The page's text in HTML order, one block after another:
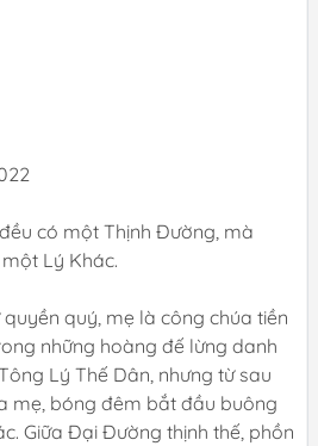
có một Thịnh Đường, mà
Lý Khác.
quý, mẹ là công chúa tiền
những hoàng đế lừng danh
Lý Thế Dân, nhưng từ sau
mẹ, bóng đêm bắt đầu buông
Giữa Đại Đường thịnh thế, phồn